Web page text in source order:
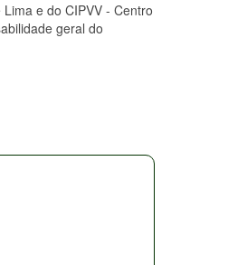
e do CIPVV - Centro
geral do